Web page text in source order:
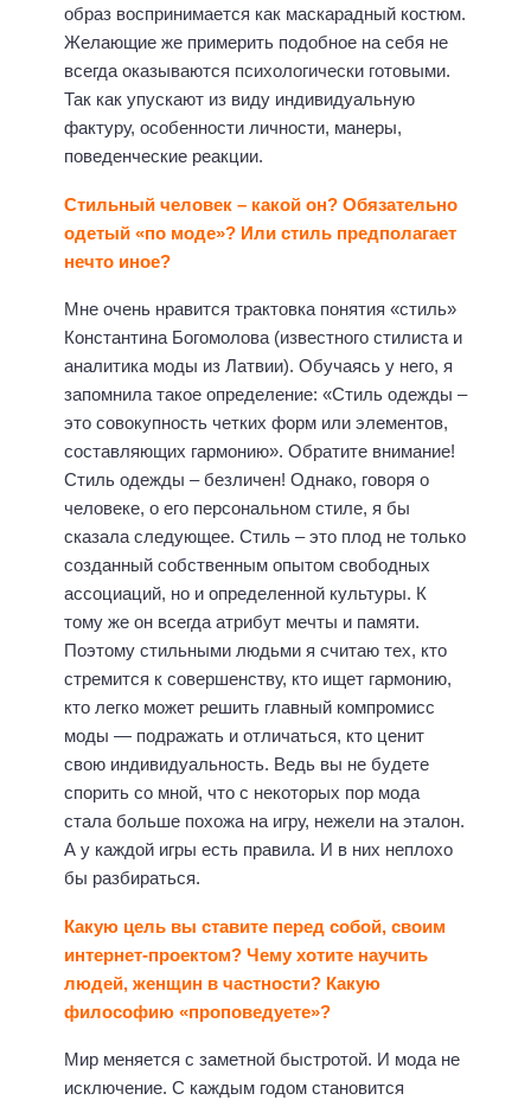
образ воспринимается как маскарадный костюм.
Желающие же примерить подобное на себя не
всегда оказываются психологически готовыми.
Так как упускают из виду индивидуальную
фактуру, особенности личности, манеры,
поведенческие реакции.
Стильный человек – какой он? Обязательно
одетый «по моде»? Или стиль предполагает
нечто иное?
Мне очень нравится трактовка понятия «стиль»
Константина Богомолова (известного стилиста и
аналитика моды из Латвии). Обучаясь у него, я
запомнила такое определение: «Стиль одежды –
это совокупность четких форм или элементов,
составляющих гармонию». Обратите внимание!
Стиль одежды – безличен! Однако, говоря о
человеке, о его персональном стиле, я бы
сказала следующее. Стиль – это плод не только
созданный собственным опытом свободных
ассоциаций, но и определенной культуры. К
тому же он всегда атрибут мечты и памяти.
Поэтому стильными людьми я считаю тех, кто
стремится к совершенству, кто ищет гармонию,
кто легко может решить главный компромисс
моды — подражать и отличаться, кто ценит
свою индивидуальность. Ведь вы не будете
спорить со мной, что с некоторых пор мода
стала больше похожа на игру, нежели на эталон.
А у каждой игры есть правила. И в них неплохо
бы разбираться.
Какую цель вы ставите перед собой, своим
интернет-проектом? Чему хотите научить
людей, женщин в частности? Какую
философию «проповедуете»?
Мир меняется с заметной быстротой. И мода не
исключение. С каждым годом становится